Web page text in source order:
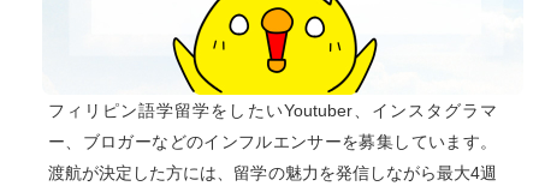
フィリピン語学留学をしたいYoutuber、インスタグラマ
ー、ブロガーなどのインフルエンサーを募集しています。
渡航が決定した方には、留学の魅力を発信しながら最大4週